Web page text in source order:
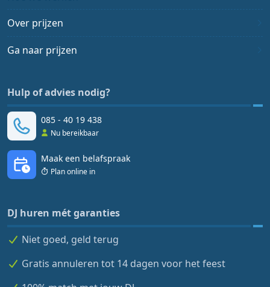
Over prijzen
Ga naar prijzen
Hulp of advies nodig?
085 - 40 19 438
Nu bereikbaar
Maak een belafspraak
Plan online in
DJ huren mét garanties
Niet goed, geld terug
Gratis annuleren tot 14 dagen voor het feest